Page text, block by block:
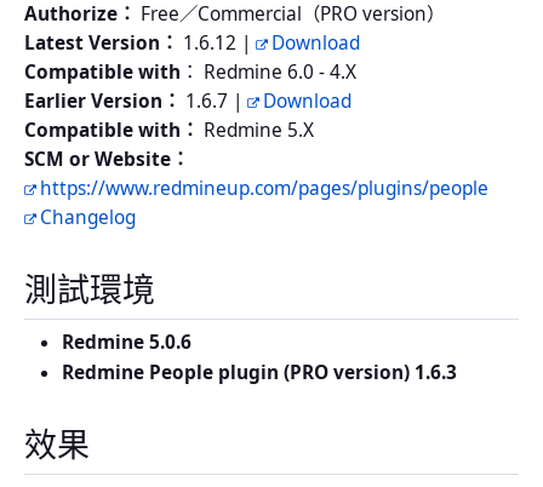
Authorize： Free／Commercial（PRO version）
Latest Version： 1.6.12 |
Download
Compatible with ： Redmine 6.0 - 4.X
Earlier Version： 1.6.7 |
Download
Compatible with： Redmine 5.X
SCM or Website：
https://www.redmineup.com/pages/plugins/people
Changelog
測試環境
Redmine 5.0.6
Redmine People plugin (PRO version) 1.6.3
效果